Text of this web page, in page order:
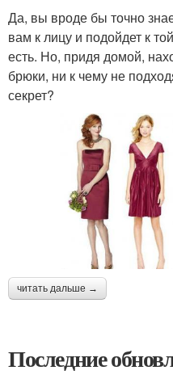
Да, вы вроде бы точно
вам к лицу и подойдет к
есть. Но, придя домой,
брюки, ни к чему не
секрет?
читать дальше →
Последние